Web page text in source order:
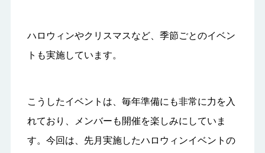
ハロウィンやクリスマスなど、季節ごとのイベン
トも実施しています。
こうしたイベントは、毎年準備にも非常に力を入
れており、メンバーも開催を楽しみにしていま
す。今回は、先月実施したハロウィンイベントの